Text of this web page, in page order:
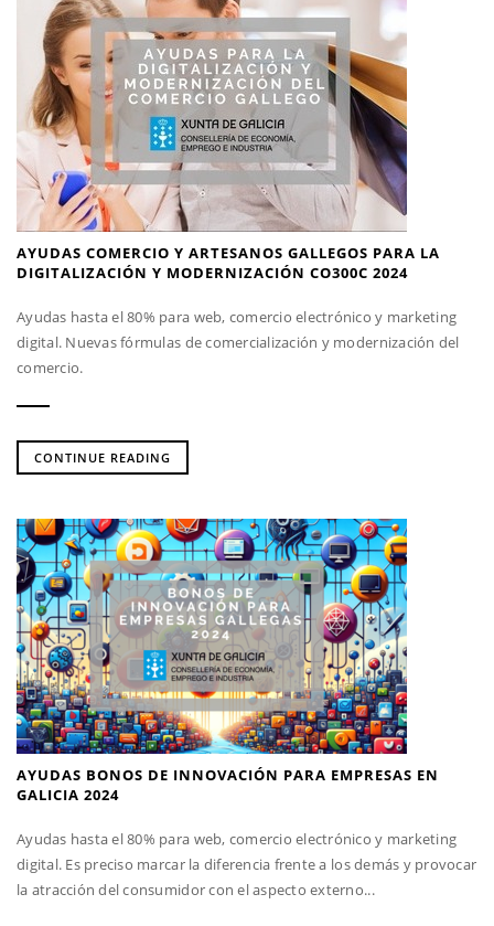
AYUDAS COMERCIO Y ARTESANOS GALLEGOS PARA LA
DIGITALIZACIÓN Y MODERNIZACIÓN CO300C 2024
Ayudas hasta el 80% para web, comercio electrónico y marketing
digital. Nuevas fórmulas de comercialización y modernización del
comercio.
CONTINUE READING
AYUDAS BONOS DE INNOVACIÓN PARA EMPRESAS EN
GALICIA 2024
Ayudas hasta el 80% para web, comercio electrónico y marketing
digital. Es preciso marcar la diferencia frente a los demás y provocar
la atracción del consumidor con el aspecto externo...